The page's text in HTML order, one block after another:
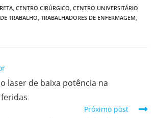
, CENTRO CIRÚRGICO, CENTRO UNIVERSITÁRIO
TRABALHO, TRABALHADORES DE ENFERMAGEM,
laser de baixa potência na
Próximo post